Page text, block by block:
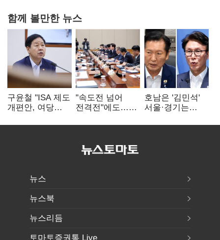
함께 볼만한 뉴스
구윤철 "ISA 제도
개편안, 여당
제도 보완 적극
"속도전 넘어
전격전"에도…
주 52시간까지
호남은 '김민석'
서울·경기는
승자는 '안갯속'
뉴스
뉴스북
뉴스리듬
토마토증권통 Live